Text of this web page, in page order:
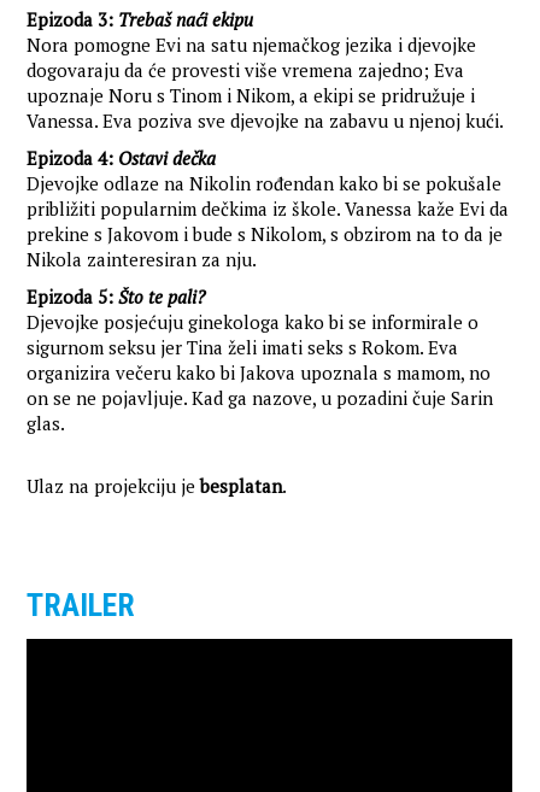
Epizoda 3: Trebaš naći ekipu
Nora pomogne Evi na satu njemačkog jezika i djevojke
dogovaraju da će provesti više vremena zajedno; Eva
upoznaje Noru s Tinom i Nikom, a ekipi se pridružuje i
Vanessa. Eva poziva sve djevojke na zabavu u njenoj kući.
Epizoda 4: Ostavi dečka
Djevojke odlaze na Nikolin rođendan kako bi se pokušale
približiti popularnim dečkima iz škole. Vanessa kaže Evi da
prekine s Jakovom i bude s Nikolom, s obzirom na to da je
Nikola zainteresiran za nju.
Epizoda 5:Što te pali?
Djevojke posjećuju ginekologa kako bi se informirale o
sigurnom seksu jer Tina želi imati seks s Rokom. Eva
organizira večeru kako bi Jakova upoznala s mamom, no
on se ne pojavljuje. Kad ga nazove, u pozadini čuje Sarin
glas.
Ulaz na projekciju jebesplatan.
TRAILER